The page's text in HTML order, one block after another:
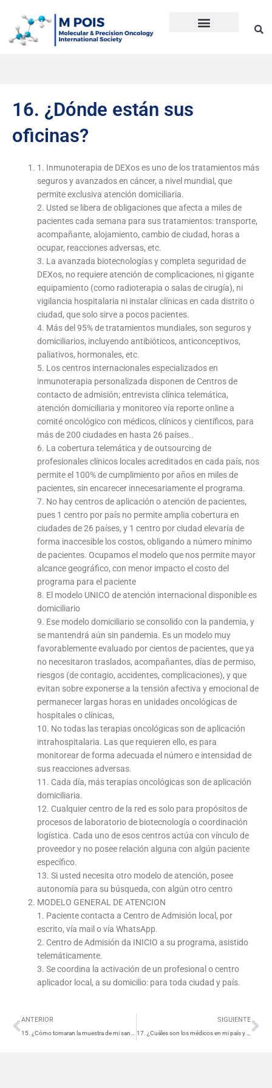
contenido
16. ¿Dónde están sus
oficinas?
1. Inmunoterapia de DEXos es uno de los tratamientos más
seguros y avanzados en cáncer, a nivel mundial, que
permite exclusiva atención domiciliaria.
2. Usted se libera de obligaciones que afecta a miles de
pacientes cada semana para sus tratamientos: transporte,
acompañante, alojamiento, cambio de ciudad, horas a
ocupar, reacciones adversas, etc.
3. La avanzada biotecnologías y completa seguridad de
DEXos, no requiere atención de complicaciones, ni gigante
equipamiento (como radioterapia o salas de cirugía), ni
vigilancia hospitalaria ni instalar clínicas en cada distrito o
ciudad, que solo sirve a pocos pacientes.
4. Más del 95% de tratamientos mundiales, son seguros y
domiciliarios, incluyendo antibióticos, anticonceptivos,
paliativos, hormonales, etc.
5. Los centros internacionales especializados en
inmunoterapia personalizada disponen de Centros de
contacto de admisión; entrevista clínica telemática,
atención domiciliaria y monitoreo vía reporte online a
comité oncológico con médicos, clínicos y científicos, para
más de 200 ciudades en hasta 26 países..
6. La cobertura telemática y de outsourcing de
profesionales clínicos locales acreditados en cada país, nos
permite el 100% de cumplimiento por años en miles de
pacientes, sin encarecer innecesariamente el programa.
7. No hay centros de aplicación o atención de pacientes,
pues 1 centro por país no permite amplia cobertura en
ciudades de 26 países, y 1 centro por ciudad elevaría de
forma inaccesible los costos, obligando a número mínimo
de pacientes. Ocupamos el modelo que nos permite mayor
alcance geográfico, con menor impacto el costo del
programa para el paciente
8. El modelo UNICO de atención internacional disponible es
domiciliario
9. Ese modelo domiciliario se consolido con la pandemia, y
se mantendrá aún sin pandemia. Es un modelo muy
favorablemente evaluado por cientos de pacientes, que ya
no necesitaron traslados, acompañantes, días de permiso,
riesgos (de contagio, accidentes, complicaciones), y que
evitan sobre exponerse a la tensión afectiva y emocional de
permanecer largas horas en unidades oncológicas de
hospitales o clínicas,
10. No todas las terapias oncológicas son de aplicación
intrahospitalaria. Las que requieren ello, es para
monitorear de forma adecuada el número e intensidad de
sus reacciones adversas.
11. Cada día, más terapias oncológicas son de aplicación
domiciliaria.
12. Cualquier centro de la red es solo para propósitos de
procesos de laboratorio de biotecnología o coordinación
logística. Cada uno de esos centros actúa con vínculo de
proveedor y no posee relación alguna con algún paciente
específico.
13. Si usted necesita otro modelo de atención, posee
autonomía para su búsqueda, con algún otro centro
MODELO GENERAL DE ATENCION
1. Paciente contacta a Centro de Admisión local, por
escrito, vía mail o vía WhatsApp.
2. Centro de Admisión da INICIO a su programa, asistido
telemáticamente.
3. Se coordina la activación de un profesional o centro
aplicador local, a su domicilio: para toda ciudad y país.
Ant
ANTERIOR
15. ¿Cómo tomaran la muestra de mi sangre y/o biopsia?
SIGUIENTE
17. ¿Cuáles son los médicos en mi país y su certificación?